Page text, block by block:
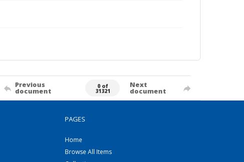
Previous
document
0 of
31321
Next
document
PAGES
Home
Browse All Items